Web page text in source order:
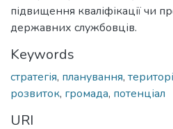
підвищення кваліфікації чи
державних службовців.
Keywords
стратегія, планування,
розвиток, громада, потенціал
URI